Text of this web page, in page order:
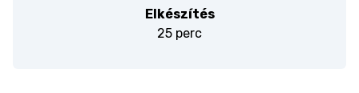
Elkészítés
25 perc